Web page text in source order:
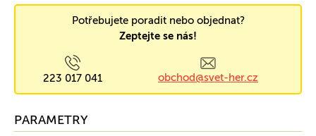
Potřebujete poradit nebo objednat?
Zeptejte se nás!
223 017 041 obchod@svet-her.cz
PARAMETRY